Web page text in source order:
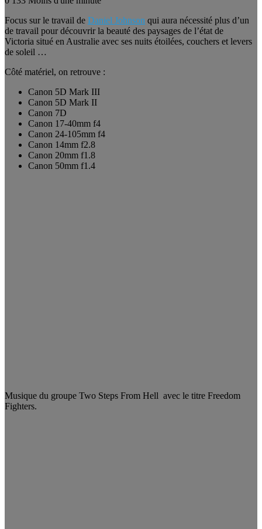
Focus sur le travail de Daniel Johnson qui aura nécessité plus d’un
de travail pour découvrir la beauté des paysages de l’état de
Victoria situé en Australie avec ses nuits étoilées, couchers et levers
de soleil …
Côté matériel, on retrouve :
Canon 5D Mark III
Canon 5D Mark II
Canon 7D
Canon 17-40mm f4
Canon 24-105mm f4
Canon 14mm f2.8
Canon 20mm f1.8
Canon 50mm f1.4
Musique du groupe Two Steps From Hell avec le titre Freedom
Fighters.